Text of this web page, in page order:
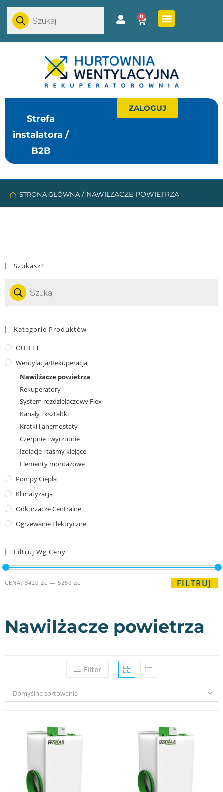
0
Strefa
instalatora /
B2B
ZALOGUJ
STRONA GŁÓWNA / NAWILŻACZE POWIETRZA
Szukasz?
Kategorie Produktów
OUTLET
Wentylacja/Rekuperacja
Nawilżacze powietrza
Rekuperatory
System rozdzielaczowy Flex
Kanały i kształtki
Kratki i anemostaty
Czerpnie i wyrzutnie
Izolacje i taśmy klejące
Elementy montażowe
Pompy Ciepła
Klimatyzacja
Odkurzacze Centralne
Ogrzewanie Elektryczne
Filtruj Wg Ceny
FILTRUJ
CENA: 3420 ZŁ — 5250 ZŁ
Nawilżacze powietrza
Filter
Domyślne sortowanie